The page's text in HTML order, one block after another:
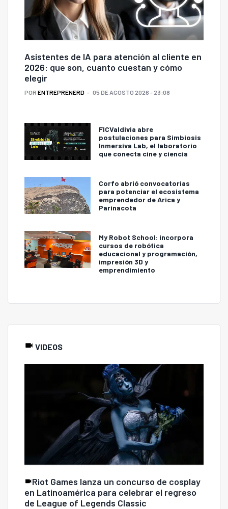
Asistentes de IA para atención al cliente en
2026: que son, cuanto cuestan y cómo
elegir
POR ENTREPRENERD 05 DE AGOSTO 2026 - 23:08
FICValdivia abre
postulaciones para Simbiosis
Inmersiva Lab, el laboratorio
que conecta cine y ciencia
Corfo abrió convocatorias
para potenciar el ecosistema
emprendedor de Arica y
Parinacota
My Robot School: incorpora
cursos de robótica
educacional y programación,
impresión 3D y
emprendimiento
VIDEOS
Riot Games lanza un concurso de cosplay
en Latinoamérica para celebrar el regreso
de League of Legends Classic